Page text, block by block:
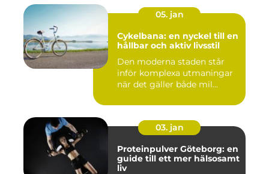
05. jan
Cykelbana: en nyckel till en
hållbar och aktiv livsstil
Den moderna staden står
inför komplexa utmaningar
när det gäller både mil...
03. jan
Proteinpulver Göteborg: en
guide till ett mer hälsosamt
liv